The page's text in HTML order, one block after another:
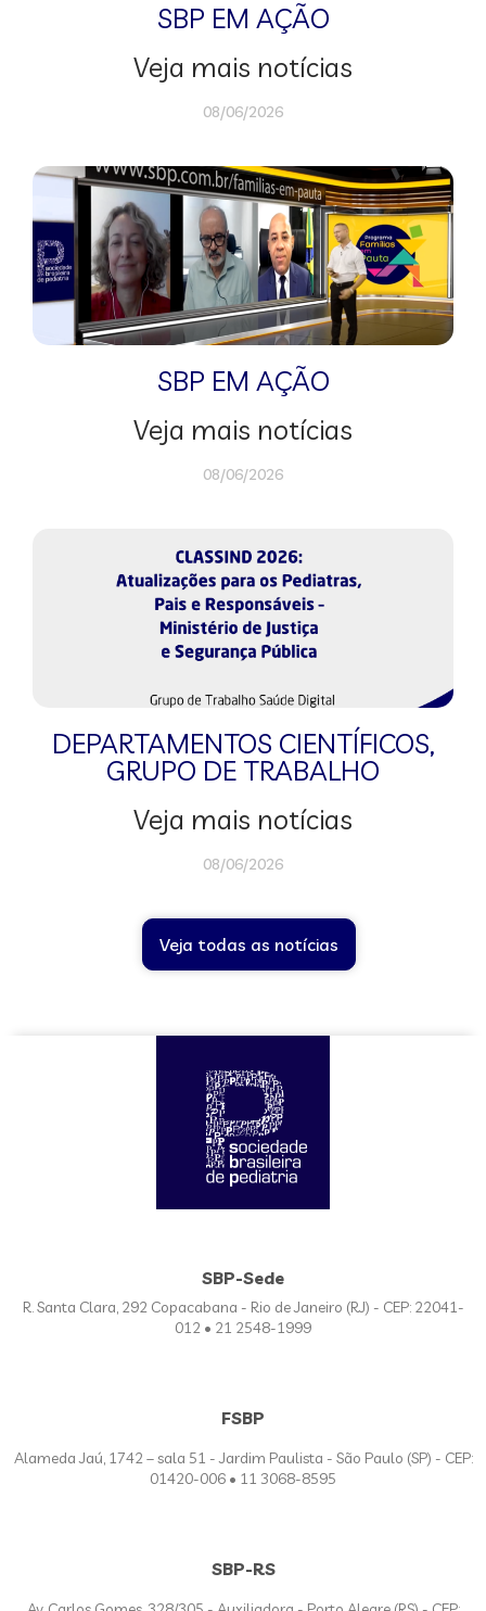
SBP EM AÇÃO
Veja mais notícias
08/06/2026
SBP EM AÇÃO
Veja mais notícias
08/06/2026
DEPARTAMENTOS CIENTÍFICOS,
GRUPO DE TRABALHO
Veja mais notícias
08/06/2026
Veja todas as notícias
SBP-Sede
R. Santa Clara, 292 Copacabana - Rio de Janeiro (RJ) - CEP: 22041-
012 • 21 2548-1999
FSBP
Alameda Jaú, 1742 – sala 51 - Jardim Paulista - São Paulo (SP) - CEP:
01420-006 • 11 3068-8595
SBP-RS